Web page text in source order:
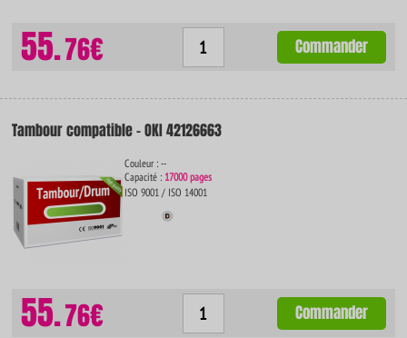
55.76€ Commander
Tambour compatible - OKI 42126663
Couleur : --
Capacité : 17000 pages
ISO 9001 / ISO 14001
55.76€ Commander